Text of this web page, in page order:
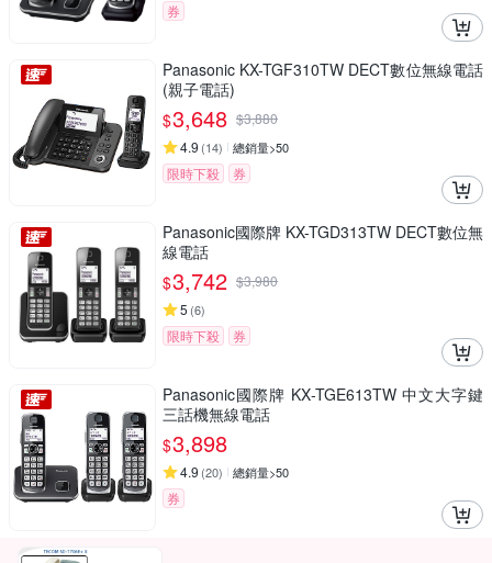
券
Panasonic KX-TGF310TW DECT數位無線電話
(親子電話)
$3,648 $3,880
4.9 (14) 總銷量>50
限時下殺 券
Panasonic國際牌 KX-TGD313TW DECT數位無
線電話
$3,742 $3,980
5 (6)
限時下殺 券
Panasonic國際牌 KX-TGE613TW 中文大字鍵
三話機無線電話
$3,898
4.9 (20) 總銷量>50
券